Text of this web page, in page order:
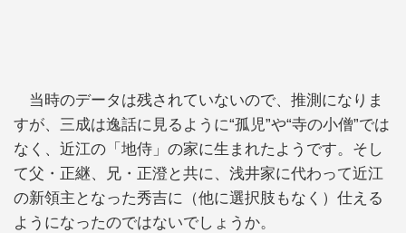
当時のデータは残されていないので、推測になりま
すが、三成は逸話に見るように“孤児”や“寺の小僧”では
なく、近江の「地侍」の家に生まれたようです。そし
て父・正継、兄・正澄と共に、浅井家に代わって近江
の新領主となった秀吉に（他に選択肢もなく）仕える
ようになったのではないでしょうか。